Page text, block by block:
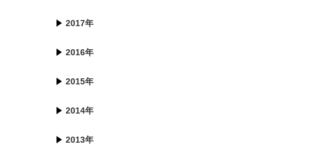
2017年
2016年
2015年
2014年
2013年